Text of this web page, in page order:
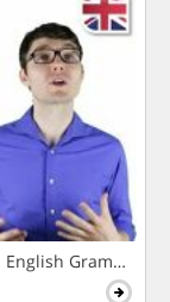
Grammar